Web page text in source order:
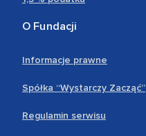
O Fundacji
Informacje prawne
Spółka “Wystarczy Zacząć”
Regulamin serwisu